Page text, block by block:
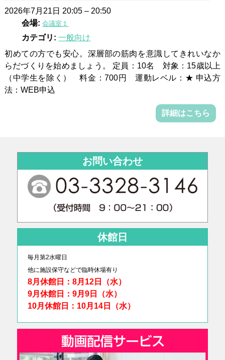
2026年7月21日 20:05– 20:50
会場: 会議室１
カテゴリ: 一般向け
初めての方でも安心。深層部の筋肉を意識してきれいなか
らだづくりを始めましょう。 定員：10名 対象：15歳以上
（中学生を除く） 料金：700円 運動レベル：★ 申込方
法：WEB申込
詳細はこちら
お問い合わせ
休館日
毎月第2水曜日
他に施設保守などで臨時休場有り
8月休館日：8月12日（水）
9月休館日：9月9日（水）
10月休館日：10月14日（水）